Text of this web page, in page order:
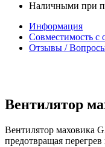
Наличными при
Информация
Совместимость с
Отзывы /
Вентилятор
Вентилятор маховика
предотвращая